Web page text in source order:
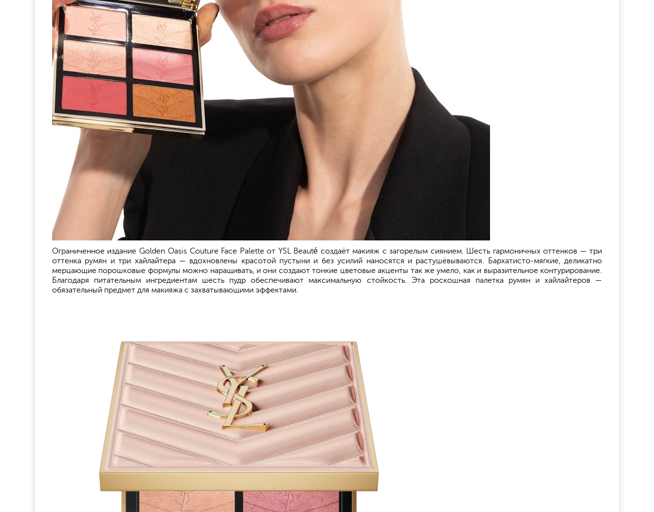
Ограниченное издание Golden Oasis Couture Face Palette от YSL Beauté создаёт макияж с загорелым сиянием. Шесть гармоничных оттенков — три
оттенка румян и три хайлайтера — вдохновлены красотой пустыни и без усилий наносятся и растушёвываются. Бархатисто-мягкие, деликатно
мерцающие порошковые формулы можно наращивать, и они создают тонкие цветовые акценты так же умело, как и выразительное контурирование.
Благодаря питательным ингредиентам шесть пудр обеспечивают максимальную стойкость. Эта роскошная палетка румян и хайлайтеров —
обязательный предмет для макияжа с захватывающими эффектами.